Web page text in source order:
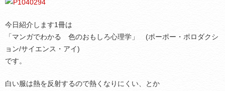
今日紹介します1冊は
「マンガでわかる 色のおもしろ心理学」 (ポーポー・ポロダクシ
ョン/サイエンス・アイ)
です。
白い服は熱を反射するので熱くなりにくい、とか